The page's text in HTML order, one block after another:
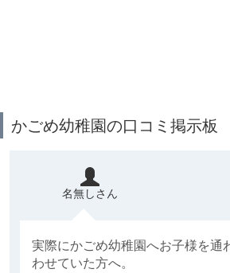
かごめ幼稚園の口コミ掲示板
名無しさん
実際にかごめ幼稚園へお子様を通
わせていた方へ。